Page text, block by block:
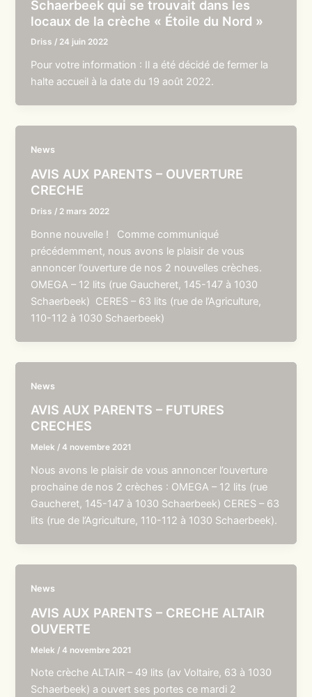
Schaerbeek qui se trouvait dans les
locaux de la crèche « Étoile du Nord »
Driss / 24 juin 2022
Pour votre information : Il a été décidé de fermer la
halte accueil à la date du 19 août 2022.
News
AVIS AUX PARENTS – OUVERTURE
CRECHE
Driss / 2 mars 2022
Bonne nouvelle ! Comme communiqué
précédemment, nous avons le plaisir de vous
annoncer l’ouverture de nos 2 nouvelles crèches.
OMEGA – 12 lits (rue Gaucheret, 145-147 à 1030
Schaerbeek) CERES – 63 lits (rue de l’Agriculture,
110-112 à 1030 Schaerbeek)
News
AVIS AUX PARENTS – FUTURES
CRECHES
Melek /4 novembre 2021
Nous avons le plaisir de vous annoncer l’ouverture
prochaine de nos 2 crèches : OMEGA – 12 lits (rue
Gaucheret, 145-147 à 1030 Schaerbeek) CERES – 63
lits (rue de l’Agriculture, 110-112 à 1030 Schaerbeek).
News
AVIS AUX PARENTS – CRECHE ALTAIR
OUVERTE
Melek /4 novembre 2021
Note crèche ALTAIR – 49 lits (av Voltaire, 63 à 1030
Schaerbeek) a ouvert ses portes ce mardi 2